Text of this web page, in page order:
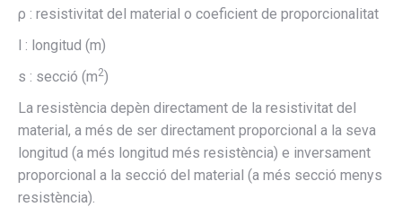
ρ : resistivitat del material o coeficient de proporcionalitat
l : longitud (m)
s : secció (m2)
La resistència depèn directament de la resistivitat del
material, a més de ser directament proporcional a la seva
longitud (a més longitud més resistència) e inversament
proporcional a la secció del material (a més secció menys
resistència).